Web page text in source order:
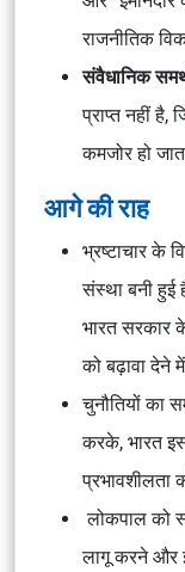
राजनीतिक
संवैधानिक
प्राप्त नहीं
कमजोर हो
आगे की राह
भ्रष्टाचार के
संस्था बनी
भारत सरकार
को बढ़ावा देने
चुनौतियों का
करके, भारत इस
लोकपाल को
लागू करने और